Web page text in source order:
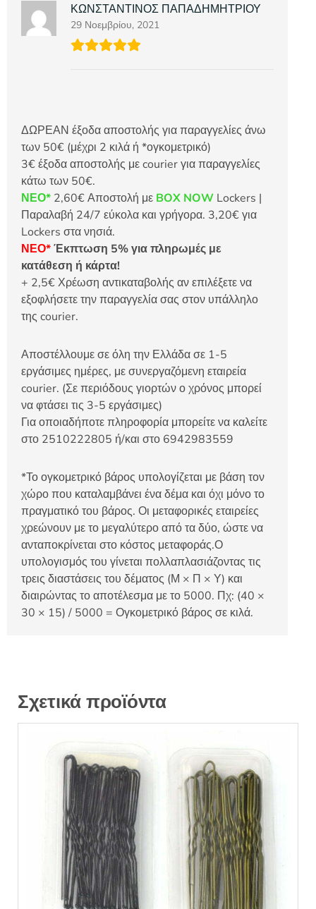
ΚΩΝΣΤΑΝΤΙΝΟΣ ΠΑΠΑΔΗΜΗΤΡΙΟΥ
29 Νοεμβρίου, 2021
ΔΩΡΕΑΝ έξοδα αποστολής για παραγγελίες άνω
των 50€ (μέχρι 2 κιλά ή *ογκομετρικό)
3€ έξοδα αποστολής με courier για παραγγελίες
κάτω των 50€.
ΝΕΟ* 2,60€ Αποστολή με BOX NOW Lockers |
Παραλαβή 24/7 εύκολα και γρήγορα. 3,20€ για
Lockers στα νησιά.
ΝΕΟ*Έκπτωση 5% για πληρωμές με
κατάθεση ή κάρτα!
+ 2,5€ Χρέωση αντικαταβολής αν επιλέξετε να
εξοφλήσετε την παραγγελία σας στον υπάλληλο
της courier.
Αποστέλλουμε σε όλη την Ελλάδα σε 1-5
εργάσιμες ημέρες, με συνεργαζόμενη εταιρεία
courier. (Σε περιόδους γιορτών ο χρόνος μπορεί
να φτάσει τις 3-5 εργάσιμες)
Για οποιαδήποτε πληροφορία μπορείτε να καλείτε
στο 2510222805 ή/και στο 6942983559
*Το ογκομετρικό βάρος υπολογίζεται με βάση τον
χώρο που καταλαμβάνει ένα δέμα και όχι μόνο το
πραγματικό του βάρος. Οι μεταφορικές εταιρείες
χρεώνουν με το μεγαλύτερο από τα δύο, ώστε να
ανταποκρίνεται στο κόστος μεταφοράς.Ο
υπολογισμός του γίνεται πολλαπλασιάζοντας τις
τρεις διαστάσεις του δέματος (Μ × Π × Υ) και
διαιρώντας το αποτέλεσμα με το 5000. Πχ: (40 ×
30 × 15) / 5000 = Ογκομετρικό βάρος σε κιλά.
Σχετικά προϊόντα